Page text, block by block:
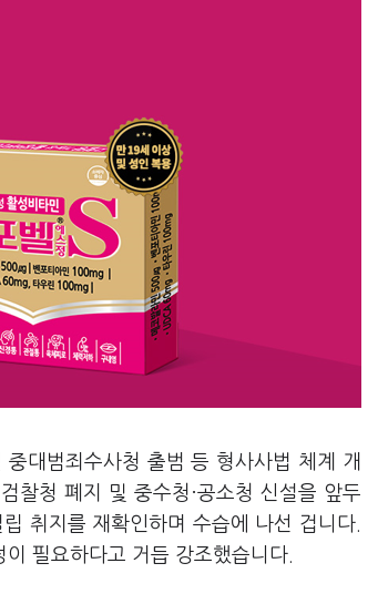
대범죄수사청 출범 등 형사사법 체계 개
찰청 폐지 및 중수청·공소청 신설을 앞두
취지를 재확인하며 수습에 나선 겁니다.
필요하다고 거듭 강조했습니다.